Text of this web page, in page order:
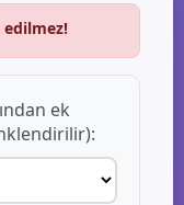
edilmez!
ek